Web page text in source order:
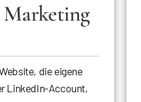
die eigene
LinkedIn-Account,